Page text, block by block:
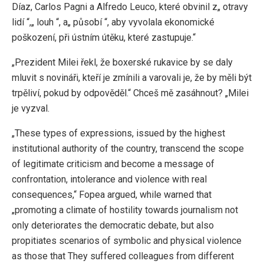
Díaz, Carlos Pagni a Alfredo Leuco, které obvinil z„ otravy
lidí “,„ louh “, a„ působí “, aby vyvolala ekonomické
poškození, při ústním útěku, které zastupuje.“
„Prezident Milei řekl, že boxerské rukavice by se daly
mluvit s novináři, kteří je zmínili a varovali je, že by měli být
trpěliví, pokud by odpověděl.“ Chceš mě zasáhnout? „Milei
je vyzval.
„These types of expressions, issued by the highest
institutional authority of the country, transcend the scope
of legitimate criticism and become a message of
confrontation, intolerance and violence with real
consequences,“ Fopea argued, while warned that
„promoting a climate of hostility towards journalism not
only deteriorates the democratic debate, but also
propitiates scenarios of symbolic and physical violence
as those that They suffered colleagues from different